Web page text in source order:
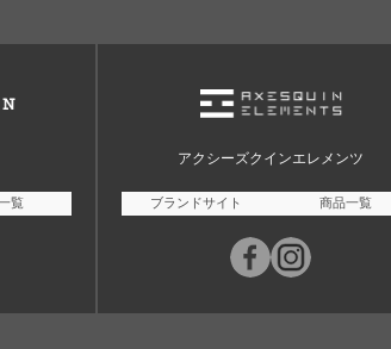
覧
アクシーズクインエレメンツ
ブランドサイト 商品一覧